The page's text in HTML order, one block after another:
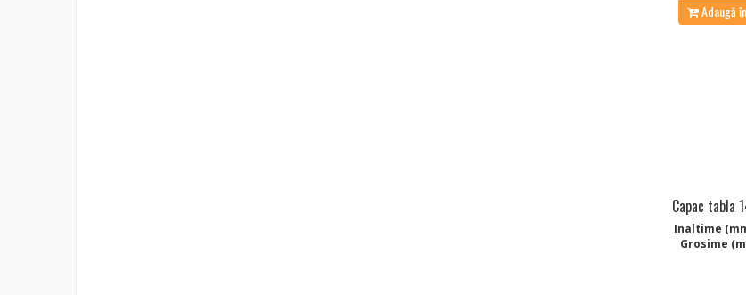
Adaugă
Capac tabla
Inaltime
Grosime